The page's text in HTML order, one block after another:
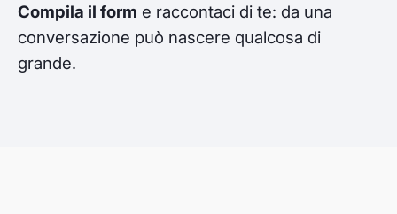
Compila il form e raccontaci di te: da una
conversazione può nascere qualcosa di
grande.